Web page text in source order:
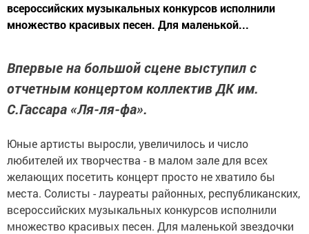
всероссийских музыкальных конкурсов исполнили
множество красивых песен. Для маленькой...
Впервые на большой сцене выступил с
отчетным концертом коллектив ДК им.
С.Гассара «Ля-ля-фа».
Юные артисты выросли, увеличилось и число
любителей их творчества - в малом зале для всех
желающих посетить концерт просто не хватило бы
места. Солисты - лауреаты районных, республиканских,
всероссийских музыкальных конкурсов исполнили
множество красивых песен. Для маленькой звездочки